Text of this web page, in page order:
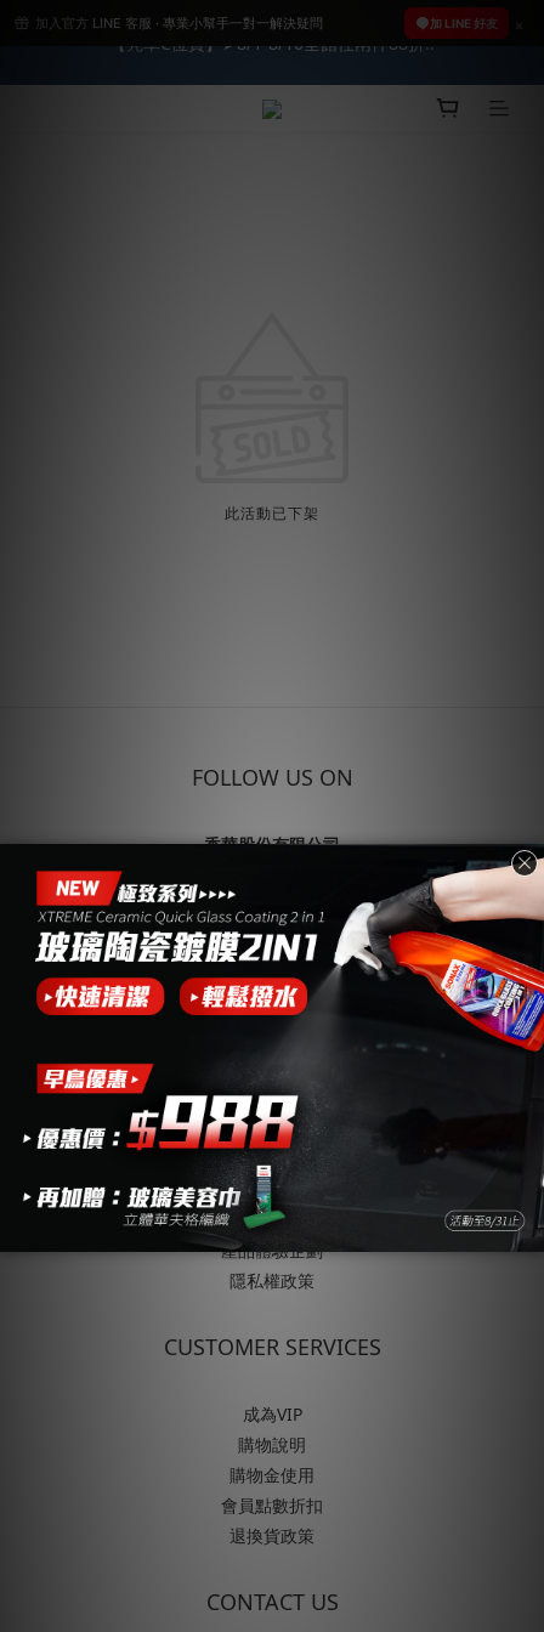
加入官方 LINE 客服 · 專業小幫手一對一解決疑問 加 LINE 好友
2026車友推薦新車鍍膜１００% 成功的秘訣，全靠這組😎　 ( 查
看鍍膜攻略✔ )
【亮車C位賞】➤8/1-8/10全館任兩件88折!!
此活動已下架
FOLLOW US ON
香華股份有限公司
504 彰化縣秀水鄉
彰水路二段102巷58弄26號
統編：22414026
ABOUT
關於SONAX
品牌歷史與發展
企業永續責任
產品體驗企劃
隱私權政策
CUSTOMER SERVICES
成為VIP
購物說明
購物金使用
會員點數折扣
退換貨政策
CONTACT US